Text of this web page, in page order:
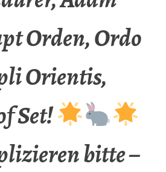
Orden, Ordo
Orientis,
Set!
bitte –